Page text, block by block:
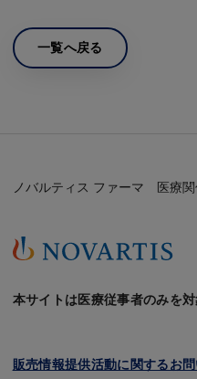
一覧へ戻る
ノバルティス ファーマ 医療関
本サイトは医療従事者のみを対
販売情報提供活動に関するお